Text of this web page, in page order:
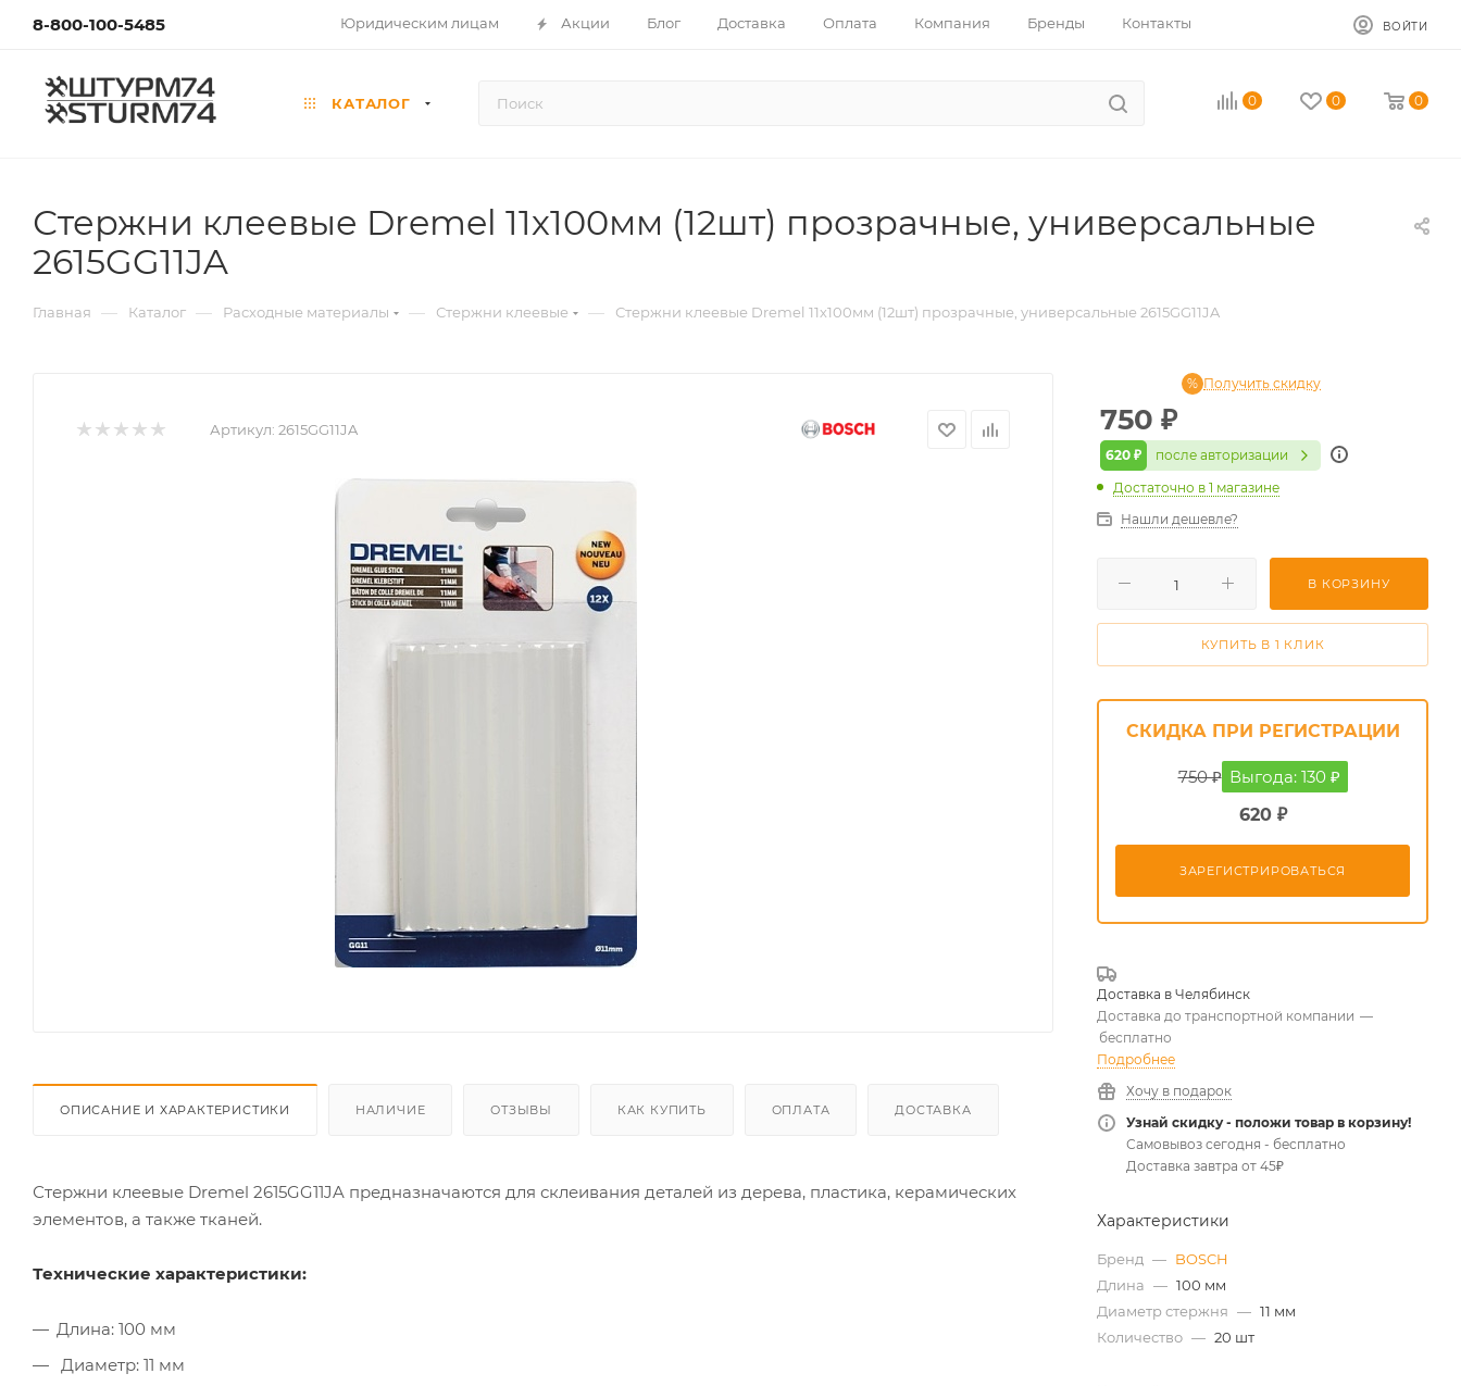
8-800-100-5485 Юридическим лицам Акции Блог Доставка Оплата Компания Бренды Контакты ВОЙТИ
КАТАЛОГ 0 0 0
Стержни клеевые Dremel 11х100мм (12шт) прозрачные, универсальные
2615GG11JA
Главная — Каталог — Расходные материалы — Стержни клеевые — Стержни клеевые Dremel 11х100мм (12шт) прозрачные, универсальные 2615GG11JA
Артикул: 2615GG11JA
ОПИСАНИЕ И ХАРАКТЕРИСТИКИ НАЛИЧИЕ ОТЗЫВЫ КАК КУПИТЬ ОПЛАТА ДОСТАВКА
Стержни клеевые Dremel 2615GG11JA предназначаются для склеивания деталей из дерева, пластика, керамических
элементов, а также тканей.
Технические характеристики:
Длина: 100 мм
Диаметр: 11 мм
750 ₽
620 ₽ после авторизации
Получить скидку
Достаточно в 1 магазине
Нашли дешевле?
В КОРЗИНУ
КУПИТЬ В 1 КЛИК
СКИДКА ПРИ РЕГИСТРАЦИИ
750 ₽ Выгода: 130 ₽
620 ₽
ЗАРЕГИСТРИРОВАТЬСЯ
Доставка в Челябинск
Доставка до транспортной компании —
бесплатно
Подробнее
Хочу в подарок
Узнай скидку - положи товар в корзину!
Самовывоз сегодня - бесплатно
Доставка завтра от 45₽
Характеристики
Бренд — BOSCH
Длина — 100 мм
Диаметр стержня — 11 мм
Количество — 20 шт